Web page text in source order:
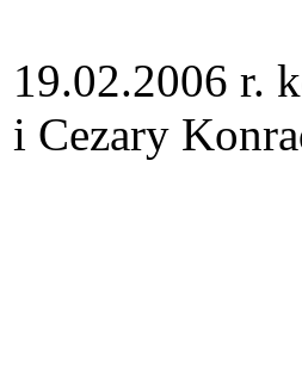
19.02.2006 r.
i Cezary